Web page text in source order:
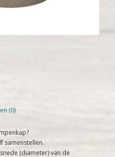
(0)
samenstellen.
(diameter) van de